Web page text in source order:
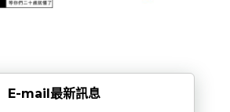
E-mail最新訊息